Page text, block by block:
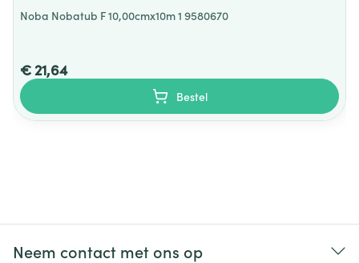
Noba Nobatub F 10,00cmx10m 1 9580670
€ 21,64
Bestel
Neem contact met ons op